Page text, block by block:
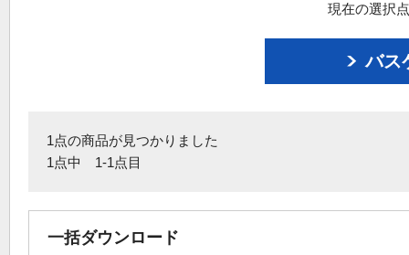
現在の選択
バス
1点の商品が見つかりました
1点中 1-1点目
一括ダウンロード